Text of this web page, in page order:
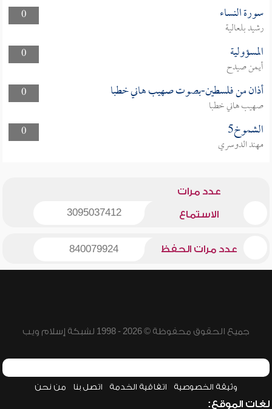
0
سورة النساء
رشيد بلعالية
0
المسؤولية
أيمن صيدح
0
أذان من فلسطين-بصوت صهيب هاني خطبا
صهيب هاني خطبا
0
الشموخ5
مهند الدوسري
عدد مرات
الاستماع 3095037412
عدد مرات الحفظ 840079924
جميع الحقوق محفوظة © 2026 - 1998 لشبكة إسلام ويب
وثيقة الخصوصية اتفاقية الخدمة اتصل بنا من نحن
لغات الموقع: